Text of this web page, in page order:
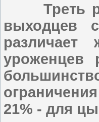
Треть
выходцев
различает
уроженцев
21% - для